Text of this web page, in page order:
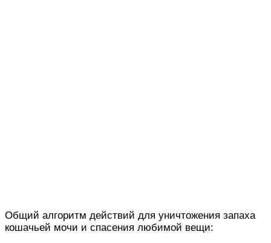
Общий алгоритм действий для уничтожения запаха
кошачьей мочи и спасения любимой вещи: